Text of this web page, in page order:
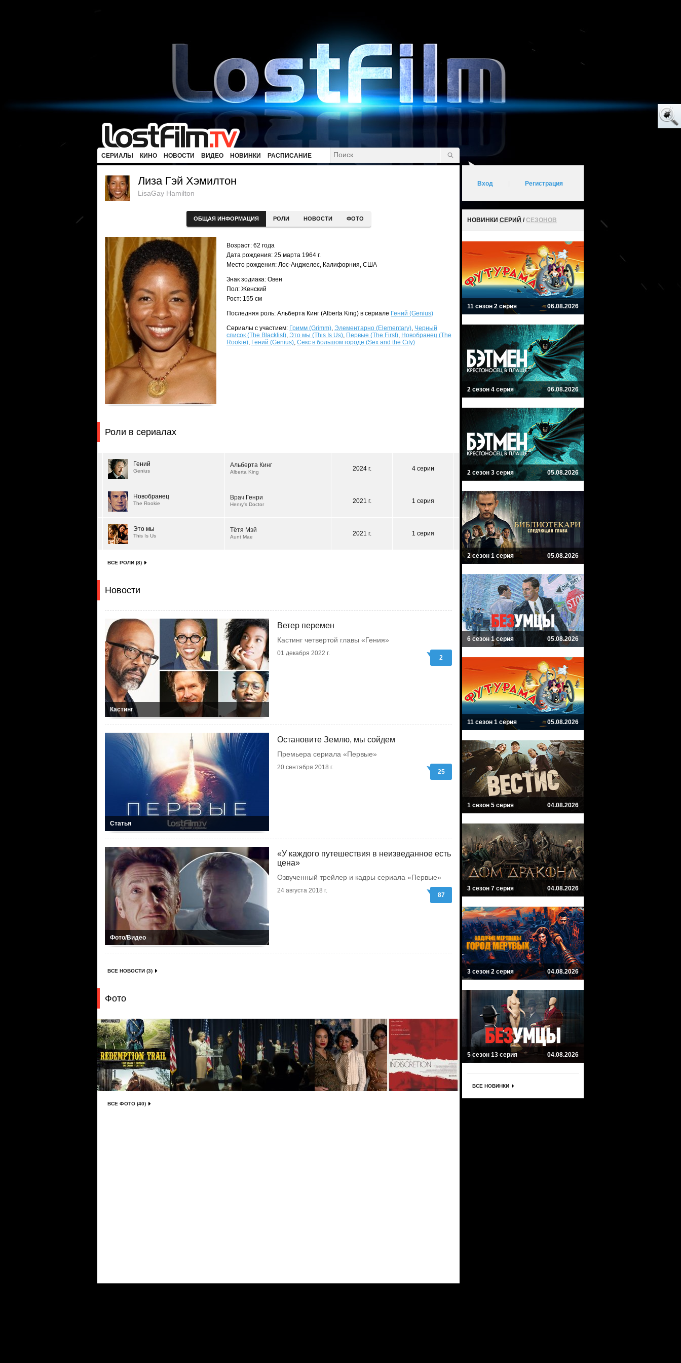
СЕРИАЛЫ КИНО НОВОСТИ ВИДЕО НОВИНКИ РАСПИСАНИЕ
Лиза Гэй Хэмилтон
LisaGay Hamilton
ОБЩАЯ ИНФОРМАЦИЯ РОЛИ НОВОСТИ ФОТО
Возраст: 62 года
Дата рождения: 25 марта 1964 г.
Место рождения: Лос-Анджелес, Калифорния, США
Знак зодиака: Овен
Пол: Женский
Рост: 155 см
Последняя роль: Альберта Кинг (Alberta King) в сериале Гений (Genius)
Сериалы с участием: Гримм (Grimm), Элементарно (Elementary), Черный
список (The Blacklist), Это мы (This Is Us), Первые (The First), Новобранец (The
Rookie), Гений (Genius), Секс в большом городе (Sex and the City)
Роли в сериалах
Гений
Genius
Альберта Кинг
Alberta King 2024 г. 4 серии
Новобранец
The Rookie
Врач Генри
Henry's Doctor 2021 г. 1 серия
Это мы
This Is Us
Тётя Мэй
Aunt Mae 2021 г. 1 серия
ВСЕ РОЛИ (8)
Новости
Кастинг
Ветер перемен
Кастинг четвертой главы «Гения»
01 декабря 2022 г.
2
Статья
Остановите Землю, мы сойдем
Премьера сериала «Первые»
20 сентября 2018 г.
25
Фото/Видео
«У каждого путешествия в неизведанное есть
цена»
Озвученный трейлер и кадры сериала «Первые»
24 августа 2018 г.
87
ВСЕ НОВОСТИ (3)
Фото
ВСЕ ФОТО (40)
Вход Регистрация
НОВИНКИ СЕРИЙ /СЕЗОНОВ
11 сезон 2 серия 06.08.2026
2 сезон 4 серия 06.08.2026
2 сезон 3 серия 05.08.2026
2 сезон 1 серия 05.08.2026
6 сезон 1 серия 05.08.2026
11 сезон 1 серия 05.08.2026
1 сезон 5 серия 04.08.2026
3 сезон 7 серия 04.08.2026
3 сезон 2 серия 04.08.2026
5 сезон 13 серия 04.08.2026
ВСЕ НОВИНКИ